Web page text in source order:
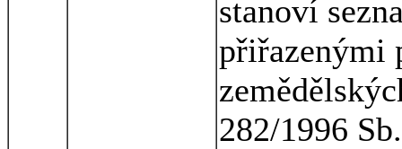
stanoví
přiřazenými
282/1996 Sb.